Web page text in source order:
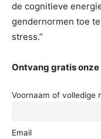
de cognitieve
gendernormen toe
stress.”
Ontvang gratis
Voornaam of volledige
Email